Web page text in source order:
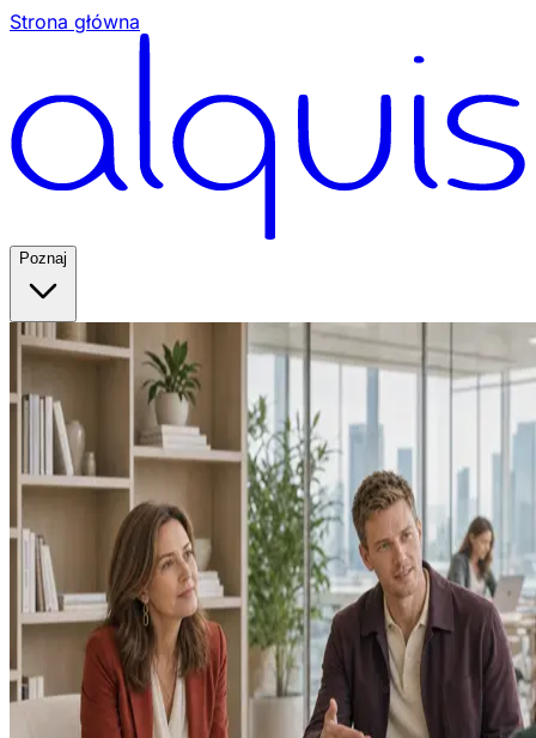
Strona główna
Poznaj